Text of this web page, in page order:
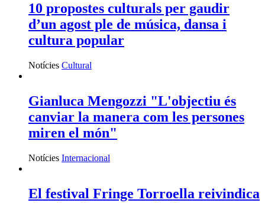
canviar la manera com les persones
miren el món"
Notícies Internacional
el valor d’apostar pel talent emergent
Notícies Cultural
Àngel Òdena: “Volem crear indústria
talent jove”